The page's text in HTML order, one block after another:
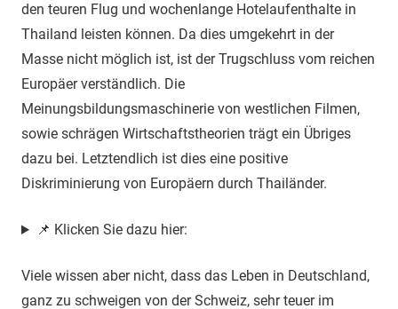
den teuren Flug und wochenlange Hotelaufenthalte in
Thailand leisten können. Da dies umgekehrt in der
Masse nicht möglich ist, ist der Trugschluss vom reichen
Europäer verständlich. Die
Meinungsbildungsmaschinerie von westlichen Filmen,
sowie schrägen Wirtschaftstheorien trägt ein Übriges
dazu bei. Letztendlich ist dies eine positive
Diskriminierung von Europäern durch Thailänder.
📌 Klicken Sie dazu hier:
Viele wissen aber nicht, dass das Leben in Deutschland,
ganz zu schweigen von der Schweiz, sehr teuer im